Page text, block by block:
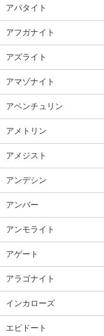
アパタイト
アフガナイト
アズライト
アマゾナイト
アベンチュリン
アメトリン
アメジスト
アンデシン
アンバー
アンモライト
アゲート
アラゴナイト
インカローズ
エピドート